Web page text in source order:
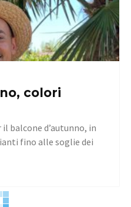
colori
balcone d’autunno, in
fino alle soglie dei